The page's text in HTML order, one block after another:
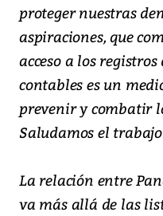
proteger nuestras
aspiraciones, que
acceso a los
contables es un
prevenir y combatir
Saludamos el
La relación entre
va más allá de las